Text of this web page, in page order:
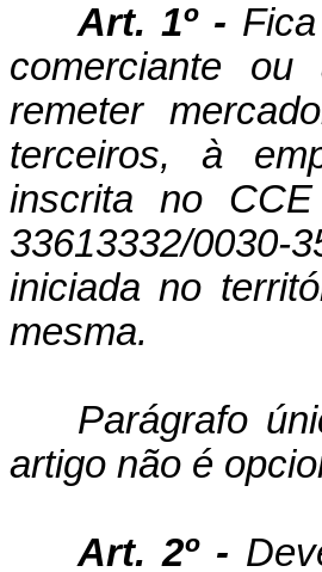
Art. 1º -
comerciante
remeter
terceiros, à
inscrita no
33613332/
iniciada no
mesma.
Parágrafo
artigo não é
Art. 2º -